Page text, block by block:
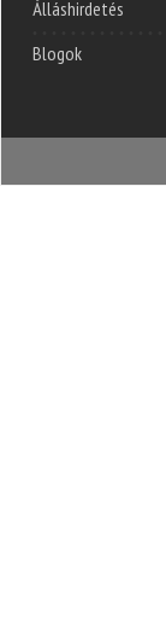
Álláshirdetés
Blogok